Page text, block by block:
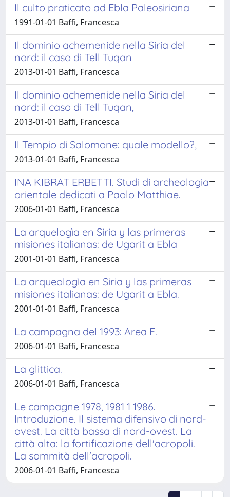
Il culto praticato ad Ebla Paleosiriana
1991-01-01 Baffi, Francesca
Il dominio achemenide nella Siria del
nord: il caso di Tell Tuqan
2013-01-01 Baffi, Francesca
Il dominio achemenide nella Siria del
nord: il caso di Tell Tuqan,
2013-01-01 Baffi, Francesca
Il Tempio di Salomone: quale modello?,
2013-01-01 Baffi, Francesca
INA KIBRAT ERBETTI. Studi di archeologia
orientale dedicati a Paolo Matthiae.
2006-01-01 Baffi, Francesca
La arquelogìa en Siria y las primeras
misiones italianas: de Ugarit a Ebla
2001-01-01 Baffi, Francesca
La arqueologìa en Siria y las primeras
misiones italianas: de Ugarit a Ebla.
2001-01-01 Baffi, Francesca
La campagna del 1993: Area F.
2006-01-01 Baffi, Francesca
La glittica.
2006-01-01 Baffi, Francesca
Le campagne 1978, 1981 1 1986.
Introduzione. Il sistema difensivo di nord-
ovest. La città bassa di nord-ovest. La
città alta: la fortificazione dell'acropoli.
La sommità dell'acropoli.
2006-01-01 Baffi, Francesca